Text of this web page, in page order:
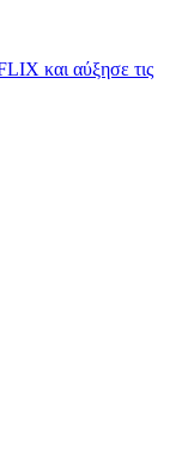
και αύξησε τις